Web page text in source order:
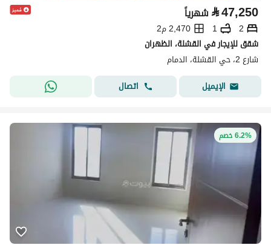
⃁47,250 شهرياً
2
1
2,470 م2
شقق للإيجار في القشلة، الظهران
شارع 2، حي القشلة، الدمام
الإيميل
اتصال
6.2% خصم